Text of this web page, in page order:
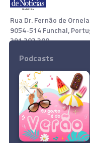
Rua Dr. Fernão de
9054-514 Funchal,
291 202 300
Download App
© 2022 Empresa Diário
Podcasts